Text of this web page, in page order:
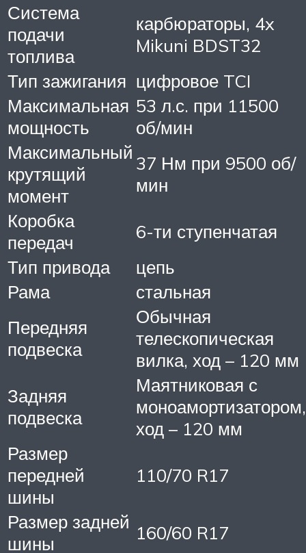
Система
подачи
топлива
карбюраторы, 4x
Mikuni BDST32
Тип зажигания цифровое TCI
Максимальная
мощность
53 л.с. при 11500
об/мин
Максимальный
крутящий
момент
37 Нм при 9500 об/
мин
Коробка
передач
6-ти ступенчатая
Тип привода
цепь
Рама
стальная
Передняя
подвеска
Обычная
телескопическая
вилка, ход – 120 мм
Задняя
подвеска
Маятниковая с
моноамортизатором,
ход – 120 мм
Размер
передней
шины
110/70 R17
Размер задней
шины
160/60 R17